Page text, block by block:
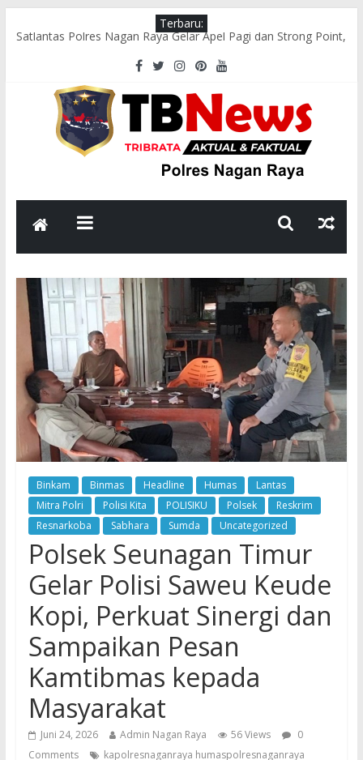
Terbaru:
Satlantas Polres Nagan Raya Gelar Apel Pagi dan Strong Point,
Pastikan Arus Lalu Lintas Lancar
Tim Patroli Perintis Presisi Sat Samapta Polres Nagan Raya
Gelar Patroli Guantibmas
Satlantas Polres Nagan Raya Laksanakan Pengaturan Lalu
Lintas di Titik Keramaian
Polsek Darul Makmur Sosialisasikan Pencegahan Karhutla
Bhabinkamtibmas Polsek Darul Makmur Sambangi Warga
Desa Alue Bilie, Sampaikan Pesan Kamtibmas
Binkam Binmas Headline Humas
Lantas
Mitra Polri
Polisi Kita POLISIKU Polsek
Reskrim
Resnarkoba
Sabhara Sumda Uncategorized
Polsek Seunagan Timur
Gelar Polisi Saweu Keude
Kopi, Perkuat Sinergi dan
Sampaikan Pesan
Kamtibmas kepada
Masyarakat
Juni 24, 2026 Admin Nagan Raya 56 Views
0
Comments
kapolresnaganraya humaspolresnaganraya